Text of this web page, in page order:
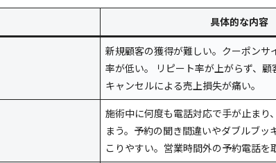
具体的な内容
新規顧客の獲得が難しい。クーポンサ
率が低い。 リピート率が上がらず、
キャンセルによる売上損失が痛い。
施術中に何度も電話対応で手が止まり
まう。予約の聞き間違いやダブルブッ
こりやすい。営業時間外の予約電話を